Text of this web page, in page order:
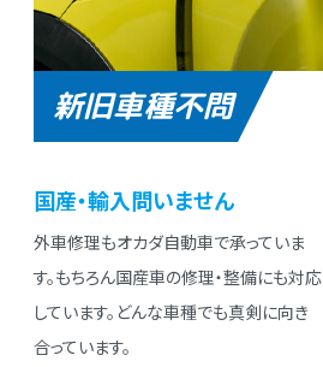
新旧車種不問
国産・輸⼊問いません
外⾞修理もオカダ⾃動⾞で承っていま
す。もちろん国産⾞の修理・整備にも対応
しています。どんな⾞種でも真剣に向き
合っています。